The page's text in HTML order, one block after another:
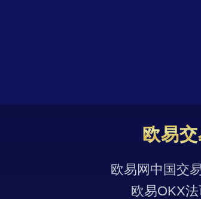
欧易
欧易网中国交
欧易OKX法